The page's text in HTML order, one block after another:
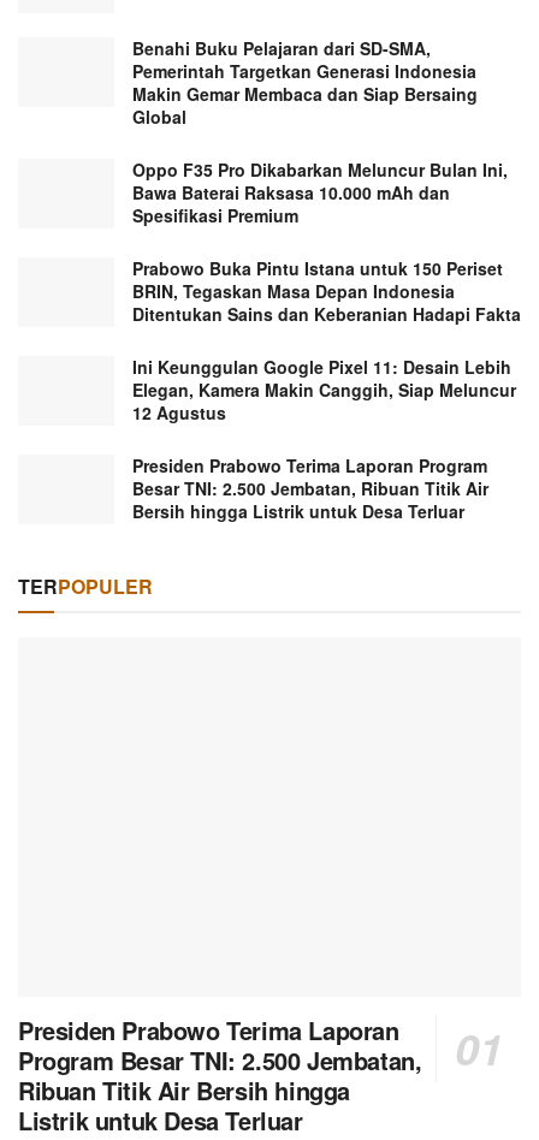
Benahi Buku Pelajaran dari SD-SMA,
Pemerintah Targetkan Generasi Indonesia
Makin Gemar Membaca dan Siap Bersaing
Global
Oppo F35 Pro Dikabarkan Meluncur Bulan Ini,
Bawa Baterai Raksasa 10.000 mAh dan
Spesifikasi Premium
Prabowo Buka Pintu Istana untuk 150 Periset
BRIN, Tegaskan Masa Depan Indonesia
Ditentukan Sains dan Keberanian Hadapi Fakta
Ini Keunggulan Google Pixel 11: Desain Lebih
Elegan, Kamera Makin Canggih, Siap Meluncur
12 Agustus
Presiden Prabowo Terima Laporan Program
Besar TNI: 2.500 Jembatan, Ribuan Titik Air
Bersih hingga Listrik untuk Desa Terluar
TERPOPULER
Presiden Prabowo Terima Laporan
Program Besar TNI: 2.500 Jembatan,
Ribuan Titik Air Bersih hingga
Listrik untuk Desa Terluar